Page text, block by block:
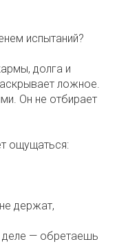
испытаний? ⠀
долга и
ложное.
Он не отбирает
ощущаться:
держат, ⠀
деле — обретаешь